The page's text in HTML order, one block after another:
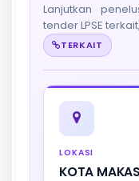
Lanjutkan
tender LPSE
TERKAIT
LOKASI
KOTA